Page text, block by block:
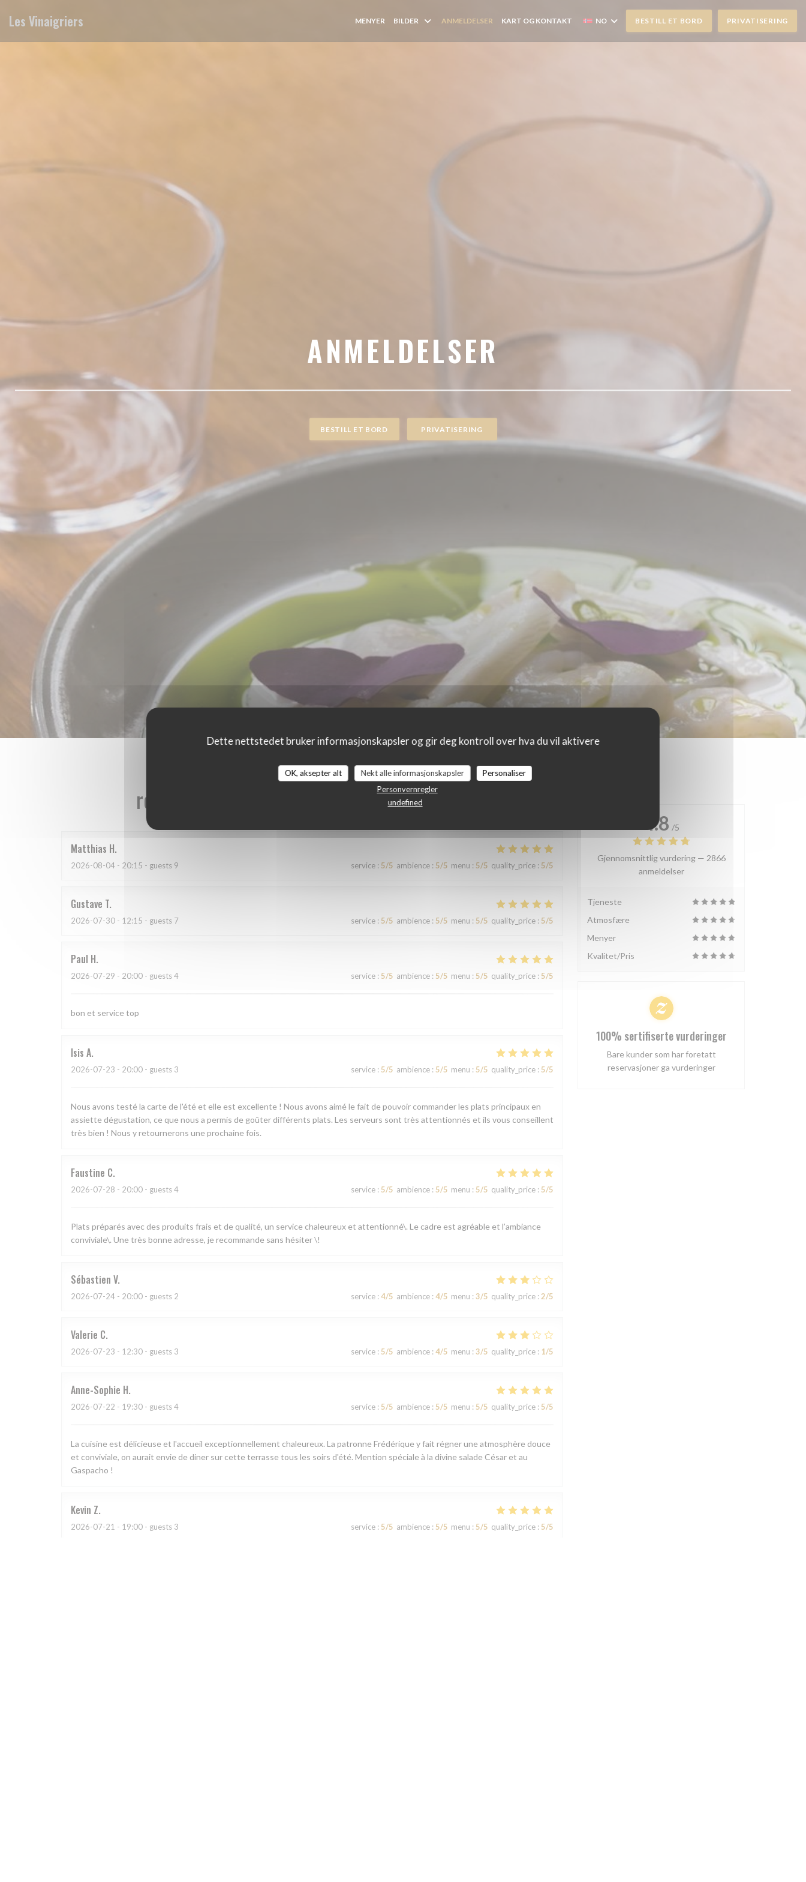
Dette nettstedet bruker informasjonskapsler og gir deg kontroll over hva du vil aktivere
OK, aksepter alt Nekt alle informasjonskapsler
Personaliser
Personvernregler
undefined
Les Vinaigriers MENYER BILDER ANMELDELSER KART OG KONTAKT NO BESTILL ET BORD PRIVATISERING
ANMELDELSER
BESTILL ET BORD PRIVATISERING
reviews_from_our_clients_following_booking
Matthias H
2026-08-04 - 20:15 - guests 9 service : 5/5 ambience : 5/5 menu : 5/5 quality_price : 5/5
Gustave T
2026-07-30 - 12:15 - guests 7 service : 5/5 ambience : 5/5 menu : 5/5 quality_price : 5/5
Paul H
2026-07-29 - 20:00 - guests 4 service : 5/5 ambience :5/5 menu : 5/5 quality_price :5/5
bon et service top
Isis A
2026-07-23 - 20:00 - guests 3 service : 5/5 ambience : 5/5 menu : 5/5 quality_price : 5/5
Nous avons testé la carte de l'été et elle est excellente ! Nous avons aimé le fait de pouvoir commander les plats principaux en
assiette dégustation, ce que nous a permis de goûter différents plats. Les serveurs sont très attentionnés et ils vous conseillent
très bien ! Nous y retournerons une prochaine fois.
Faustine C
2026-07-28 - 20:00 - guests 4 service : 5/5 ambience : 5/5 menu : 5/5 quality_price : 5/5
Plats préparés avec des produits frais et de qualité, un service chaleureux et attentionné\. Le cadre est agréable et l’ambiance
conviviale\. Une très bonne adresse, je recommande sans hésiter \!
Sébastien V
2026-07-24 - 20:00 - guests 2 service : 4/5 ambience : 4/5 menu : 3/5 quality_price : 2/5
Valerie C
2026-07-23 - 12:30 - guests 3 service : 5/5 ambience : 4/5 menu : 3/5 quality_price : 1/5
Anne-Sophie H
2026-07-22 - 19:30 - guests 4 service : 5/5 ambience : 5/5 menu : 5/5 quality_price : 5/5
La cuisine est délicieuse et l'accueil exceptionnellement chaleureux. La patronne Frédérique y fait régner une atmosphère douce
et conviviale, on aurait envie de diner sur cette terrasse tous les soirs d'été. Mention spéciale à la divine salade César et au
Gaspacho !
Kevin Z
2026-07-21 - 19:00 - guests 3 service : 5/5 ambience : 5/5 menu : 5/5 quality_price : 5/5
4.8 /5
Gjennomsnittlig vurdering — 2866
anmeldelser
Tjeneste
Atmosfære
Menyer
Kvalitet/Pris
100% sertifiserte vurderinger
Bare kunder som har foretatt
reservasjoner ga vurderinger